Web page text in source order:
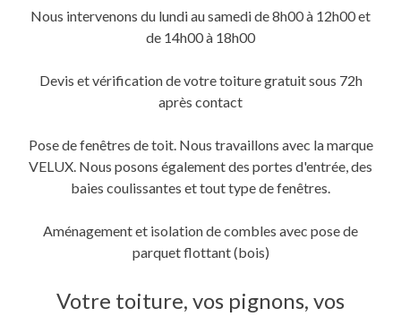
fenêtre)
Nous intervenons du lundi au samedi de 8h00 à 12h00 et
de 14h00 à 18h00
Devis et vérification de votre toiture gratuit sous 72h
après contact
Pose de fenêtres de toit. Nous travaillons avec la marque
VELUX. Nous posons également des portes d'entrée, des
baies coulissantes et tout type de fenêtres.
Aménagement et isolation de combles avec pose de
parquet flottant (bois)
Votre toiture, vos pignons, vos